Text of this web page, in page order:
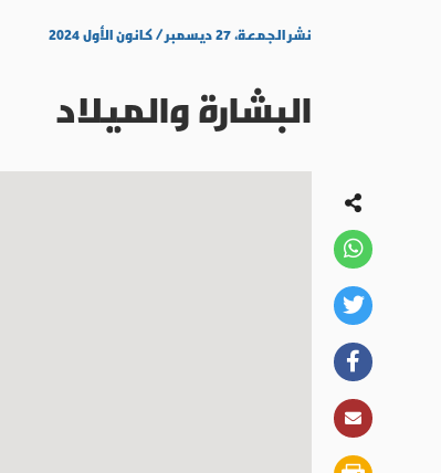
نشر الجمعة، ٢٧ ديسمبر / كانون الأول ٢٠٢٤
البشارة والميلاد